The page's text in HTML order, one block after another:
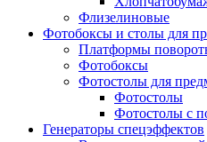
Флизелиновые
Фотобоксы и столы для
Платформы
Фотобоксы
Фотостолы для
Фотостолы
Фотостолы с
Генераторы спецэффектов